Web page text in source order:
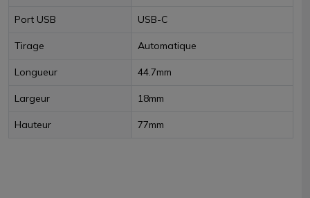
Port USB USB-C
Tirage Automatique
Longueur 44.7mm
Largeur 18mm
Hauteur 77mm